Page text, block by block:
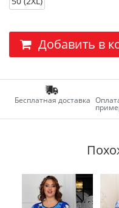
Добавить в
Бесплатная доставка